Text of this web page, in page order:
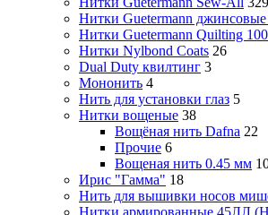
Нитки Guetermann
Нитки Guetermann Quilting
Нитки Nylbond Coats 26
Dual Duty квилтинг 3
Мононить 4
Нить для установки глаз 5
Нитки вощеные 38
Вощёная нить Dafna 22
Прочие 6
Вощеная нить 0.45 мм
Ирис "Гамма" 18
Нить для вышивки носов